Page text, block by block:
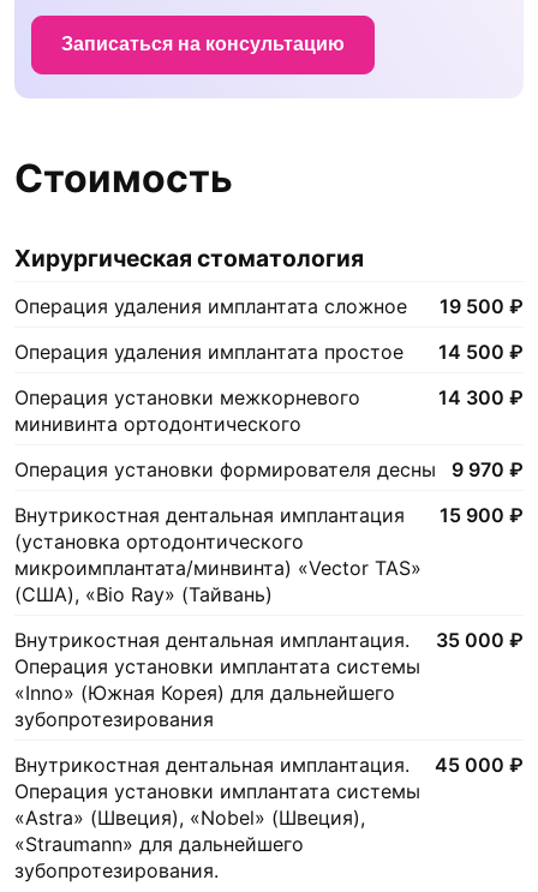
Записаться на консультацию
Стоимость
Хирургическая стоматология
Операция удаления имплантата сложное
19 500 ₽
Операция удаления имплантата простое
14 500 ₽
Операция установки межкорневого
минивинта ортодонтического
14 300 ₽
Операция установки формирователя десны
9 970 ₽
Внутрикостная дентальная имплантация
(установка ортодонтического
микроимплантата/минвинта) «Vector TAS»
(США), «Bio Ray» (Тайвань)
15 900 ₽
Внутрикостная дентальная имплантация.
Операция установки имплантата системы
«Inno» (Южная Корея) для дальнейшего
зубопротезирования
35 000 ₽
Внутрикостная дентальная имплантация.
Операция установки имплантата системы
«Astra» (Швеция), «Nobel» (Швеция),
«Straumann» для дальнейшего
зубопротезирования.
45 000 ₽